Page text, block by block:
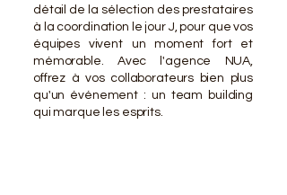
détail de la sélection des prestataires
à la coordination le jour J, pour que vos
équipes vivent un moment fort et
mémorable. Avec l'agence NUA,
offrez à vos collaborateurs bien plus
qu'un événement : un team building
qui marque les esprits.